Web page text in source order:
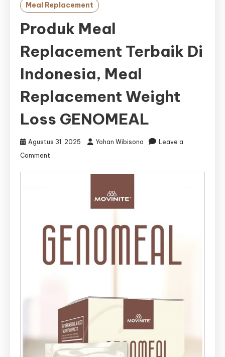
Meal Replacement
Produk Meal
Replacement Terbaik Di
Indonesia, Meal
Replacement Weight
Loss GENOMEAL
Agustus 31, 2025 Yohan Wibisono
Leave a
Comment
Meal
Meal
Replacement
Loss